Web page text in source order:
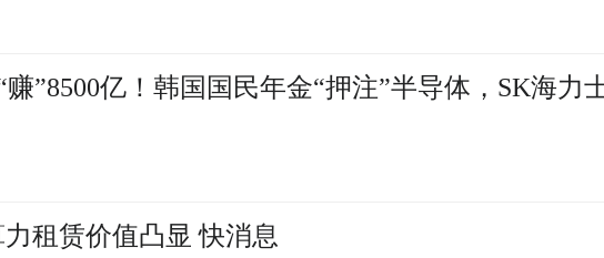
”8500亿！韩国国民年金“押注”半导体，SK海力
租赁价值凸显 快消息